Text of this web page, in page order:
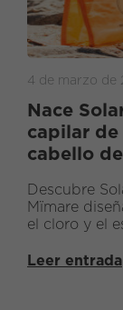
4 de marzo de
Nace
capilar de
cabello
Descubre
Mïmare
el cloro y el
Leer entrada